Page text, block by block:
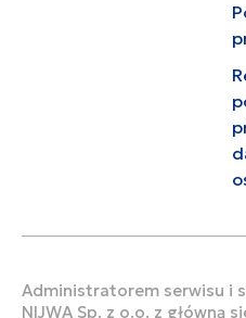
Administratorem serwisu i
NIJWA Sp. z o.o. z główną